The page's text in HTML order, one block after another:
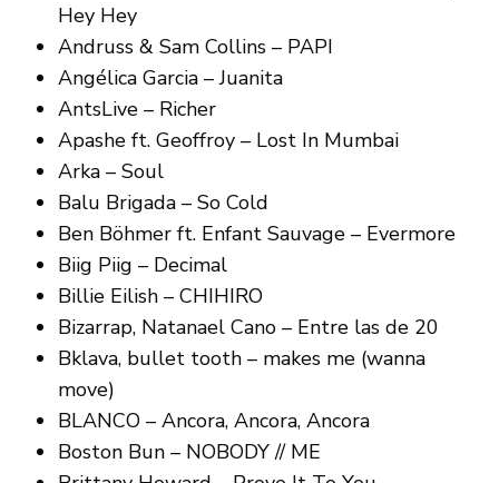
Hey Hey
Andruss & Sam Collins – PAPI
Angélica Garcia – Juanita
AntsLive – Richer
Apashe ft. Geoffroy – Lost In Mumbai
Arka – Soul
Balu Brigada – So Cold
Ben Böhmer ft. Enfant Sauvage – Evermore
Biig Piig – Decimal
Billie Eilish – CHIHIRO
Bizarrap, Natanael Cano – Entre las de 20
Bklava, bullet tooth – makes me (wanna
move)
BLANCO – Ancora, Ancora, Ancora
Boston Bun – NOBODY // ME